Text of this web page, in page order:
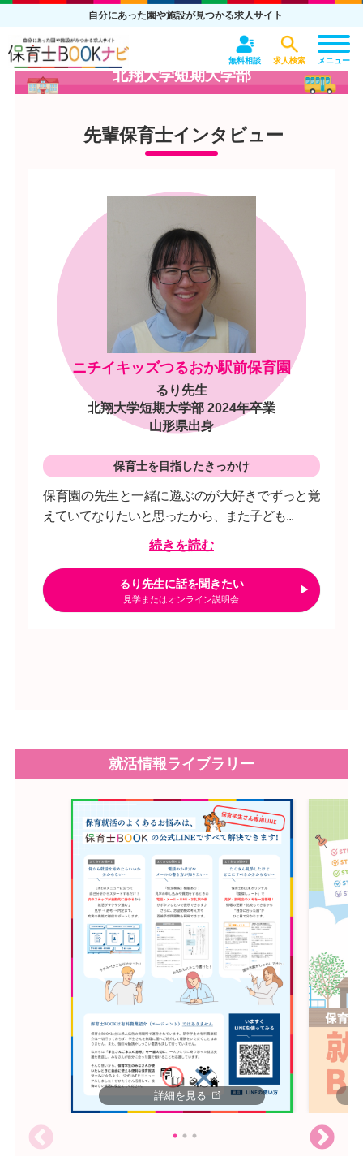
自分にあった園や施設が見つかる求人サイト
無料相談 求人検索 メニュー
北翔大学短期大学部
先輩保育士インタビュー
ニチイキッズつるおか駅前保育園
るり先生
北翔大学短期大学部 2024年卒業
山形県出身
保育士を目指したきっかけ
保育園の先生と一緒に遊ぶのが大好きでずっと覚
えていてなりたいと思ったから、また子ども...
続きを読む
るり先生に話を聞きたい
見学またはオンライン説明会
就活情報ライブラリー
詳細を見る